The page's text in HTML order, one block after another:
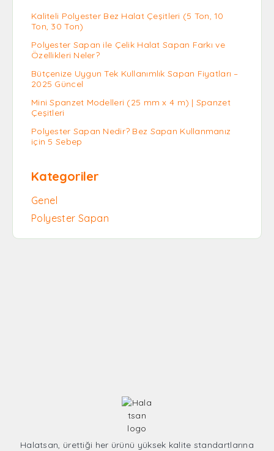
Kaliteli Polyester Bez Halat Çeşitleri (5 Ton, 10
Ton, 30 Ton)
Polyester Sapan ile Çelik Halat Sapan Farkı ve
Özellikleri Neler?
Bütçenize Uygun Tek Kullanımlık Sapan Fiyatları –
2025 Güncel
Mini Spanzet Modelleri (25 mm x 4 m) | Spanzet
Çeşitleri
Polyester Sapan Nedir? Bez Sapan Kullanmanız
için 5 Sebep
Kategoriler
Genel
Polyester Sapan
Halatsan, ürettiği her ürünü yüksek kalite standartlarına